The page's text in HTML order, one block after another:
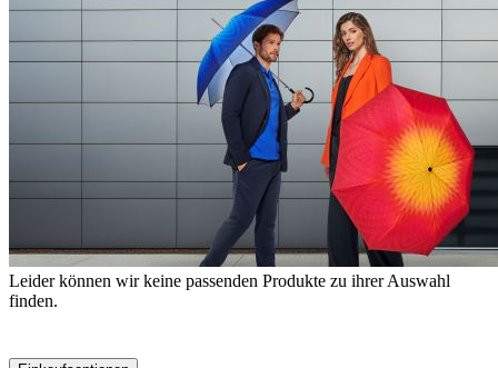
Leider können wir keine passenden Produkte zu ihrer Auswahl
finden.